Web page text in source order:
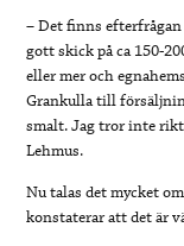
– Det finns
gott skick på ca 150-
eller mer och
Grankulla till
smalt. Jag tror inte
Lehmus.
Nu talas det mycket
konstaterar att det är